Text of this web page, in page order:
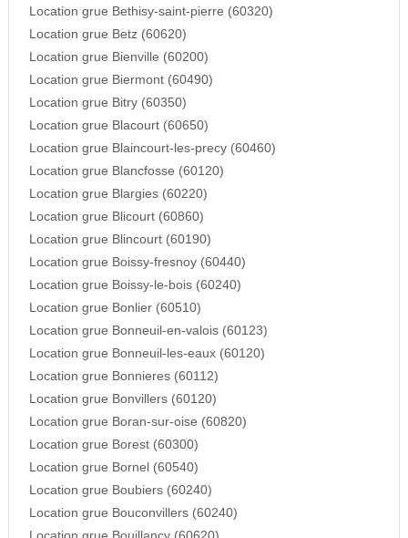
Location grue Bethisy-saint-pierre (60320)
Location grue Betz (60620)
Location grue Bienville (60200)
Location grue Biermont (60490)
Location grue Bitry (60350)
Location grue Blacourt (60650)
Location grue Blaincourt-les-precy (60460)
Location grue Blancfosse (60120)
Location grue Blargies (60220)
Location grue Blicourt (60860)
Location grue Blincourt (60190)
Location grue Boissy-fresnoy (60440)
Location grue Boissy-le-bois (60240)
Location grue Bonlier (60510)
Location grue Bonneuil-en-valois (60123)
Location grue Bonneuil-les-eaux (60120)
Location grue Bonnieres (60112)
Location grue Bonvillers (60120)
Location grue Boran-sur-oise (60820)
Location grue Borest (60300)
Location grue Bornel (60540)
Location grue Boubiers (60240)
Location grue Bouconvillers (60240)